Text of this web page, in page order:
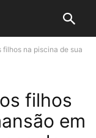
filhos na piscina de sua
filhos
em